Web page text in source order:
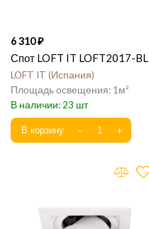
6 310
Спот LOFT IT LOFT2017-BL
LOFT IT Испания
1
23